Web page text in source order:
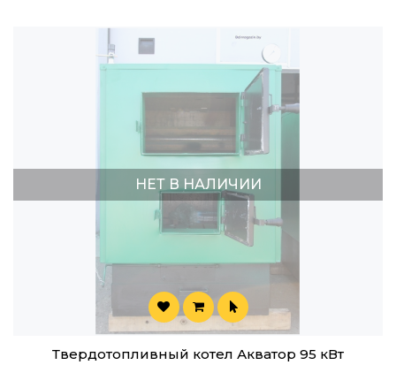
НЕТ В НАЛИЧИИ
Твердотопливный котел Акватор 95 кВт